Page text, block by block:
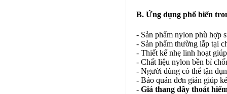
B. Ứng dụng phổ biến
- Sản phẩm nylon phù hợp
- Sản phẩm thường lắp tại
- Thiết kế nhẹ linh hoạt
- Chất liệu nylon bền bỉ
- Người dùng có thể tận
- Bảo quản đơn giản giúp
- Giá thang dây thoát